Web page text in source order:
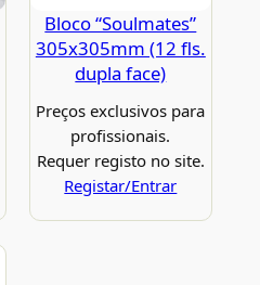
Bloco “Soulmates”
305x305mm (12 fls.
dupla face)
Preços exclusivos para
profissionais.
Requer registo no site.
Registar/Entrar